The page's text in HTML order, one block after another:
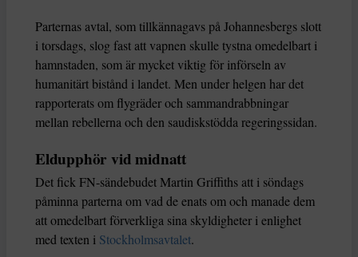
Parternas avtal, som tillkännagavs på Johannesbergs slott
i torsdags, slog fast att vapnen skulle tystna omedelbart i
hamnstaden, som är mycket viktig för införseln av
humanitärt bistånd i landet. Men under helgen har det
rapporterats om flygräder och sammandrabbningar
mellan rebellerna och den saudiskstödda regeringssidan.
Eldupphör vid midnatt
Det fick FN-sändebudet Martin Griffiths att i söndags
påminna parterna om vad de enats om och manade dem
att omedelbart förverkliga sina skyldigheter i enlighet
med texten i Stockholmsavtalet.